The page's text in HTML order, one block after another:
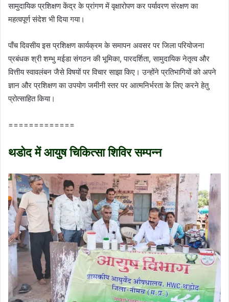
सामुदायिक प्रशिक्षण केंद्र के प्रांगण में वृक्षारोपण कर पर्यावरण संरक्षण का
महत्वपूर्ण संदेश भी दिया गया।
पाँच दिवसीय इस प्रशिक्षण कार्यक्रम के समापन अवसर पर जिला परियोजना
प्रबंधक श्री शम्भु मईडा संगठन की भूमिका, पारदर्शिता, सामुदायिक नेतृत्व और
वित्तीय स्वावलंबन जैसे विषयों पर विचार साझा किए। उन्होंने प्रतिभागियों को अपने
ज्ञान और प्रशिक्षण का उपयोग जमीनी स्तर पर आत्मनिर्भरता के लिए करने हेतु
प्रोत्साहित किया।
=============
थडोद में आयुष चिकित्‍सा शिविर सम्‍पन्‍न